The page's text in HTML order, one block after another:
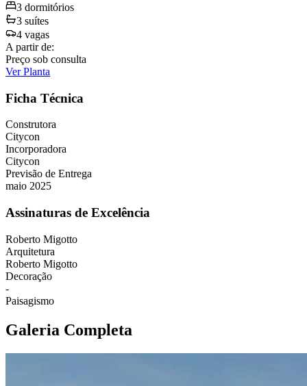
3 dormitórios
3 suítes
4 vagas
A partir de:
Preço sob consulta
Ver Planta
Ficha Técnica
Construtora
Citycon
Incorporadora
Citycon
Previsão de Entrega
maio 2025
Assinaturas de Excelência
Roberto Migotto
Arquitetura
Roberto Migotto
Decoração
-
Paisagismo
Galeria Completa